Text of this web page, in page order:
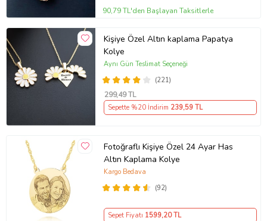
90,79 TL'den Başlayan Taksitlerle
Kişiye Özel Altın kaplama Papatya
Kolye
(221)
Aynı Gün Teslimat Seçeneği
299,49 TL
Sepette %20 İndirim 239,59 TL
Fotoğraflı Kişiye Özel 24 Ayar Has
Altın Kaplama Kolye
(92)
Kargo Bedava
Sepet Fiyatı 1599,20 TL